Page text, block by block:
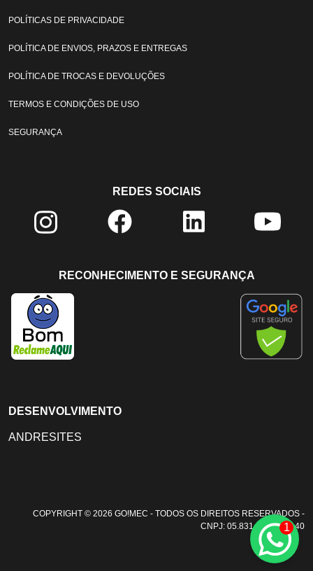
POLÍTICAS DE PRIVACIDADE
POLÍTICA DE ENVIOS, PRAZOS E ENTREGAS
POLÍTICA DE TROCAS E DEVOLUÇÕES
TERMOS E CONDIÇÕES DE USO
SEGURANÇA
REDES SOCIAIS
RECONHECIMENTO E SEGURANÇA
DESENVOLVIMENTO
ANDRESITES
COPYRIGHT © 2026 GO!MEC - TODOS OS DIREITOS RESERVADOS -
CNPJ: 05.831.108/0001-40
1